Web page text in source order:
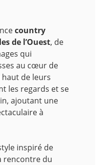
country
de l’Ouest, de
qui
au cœur de
de leurs
les regards et se
ajoutant une
à
inspiré de
rencontre du